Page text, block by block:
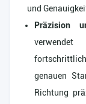
und
Präzision
genauen
Richtung